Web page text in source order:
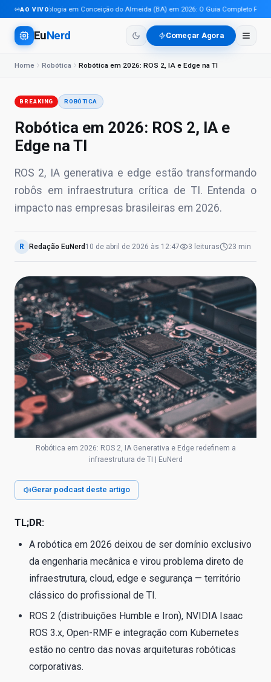
AO VIVO
Tecnologia em Conceição do Almeida (BA) em 2026: O Guia Completo Para
EuNerd Começar Agora
Home Robótica Robótica em 2026: ROS 2, IA e Edge na TI
BREAKING ROBÓTICA
Robótica em 2026: ROS 2, IA e
Edge na TI
ROS 2, IA generativa e edge estão transformando
robôs em infraestrutura crítica de TI. Entenda o
impacto nas empresas brasileiras em 2026.
R Redação EuNerd 10 de abril de 2026 às 12:47 3 leituras 23 min
Robótica em 2026: ROS 2, IA Generativa e Edge redefinem a
infraestrutura de TI | EuNerd
Gerar podcast deste artigo
TL;DR:
A robótica em 2026 deixou de ser domínio exclusivo
da engenharia mecânica e virou problema direto de
infraestrutura, cloud, edge e segurança — território
clássico do profissional de TI.
ROS 2 (distribuições Humble e Iron), NVIDIA Isaac
ROS 3.x, Open-RMF e integração com Kubernetes
estão no centro das novas arquiteturas robóticas
corporativas.